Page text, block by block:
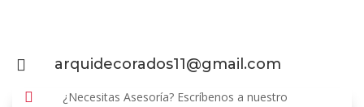
 arquidecorados11@gmail.com

¿Necesitas Asesoría? Escríbenos a nuestro